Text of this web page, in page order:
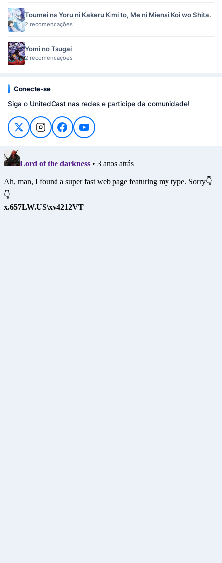
Toumei na Yoru ni Kakeru Kimi to, Me ni Mienai Koi wo Shita.
2 recomendações
Yomi no Tsugai
2 recomendações
Conecte-se
Siga o UnitedCast nas redes e participe da comunidade!